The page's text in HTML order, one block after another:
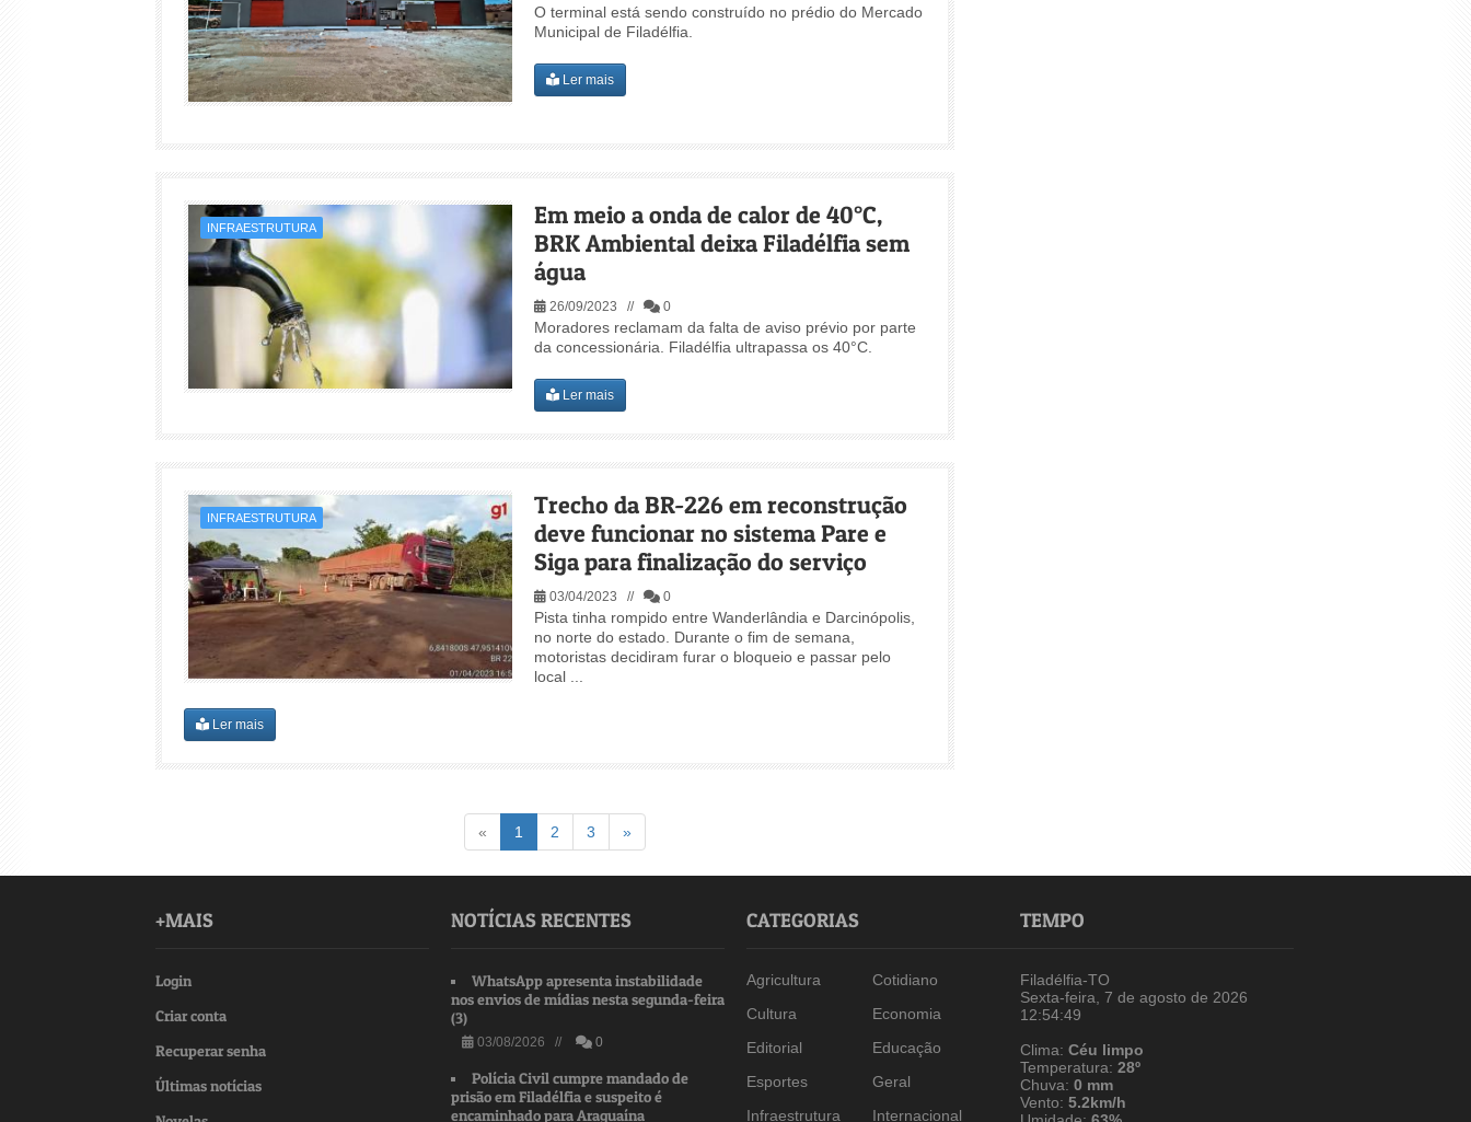
O terminal está sendo construído no prédio do Mercado
Municipal de Filadélfia.
Ler mais
INFRAESTRUTURA
Em meio a onda de calor de 40°C,
BRK Ambiental deixa Filadélfia sem
água
26/09/2023 // 0
Moradores reclamam da falta de aviso prévio por parte
da concessionária. Filadélfia ultrapassa os 40°C.
Ler mais
INFRAESTRUTURA
Trecho da BR-226 em reconstrução
deve funcionar no sistema Pare e
Siga para finalização do serviço
03/04/2023 // 0
Pista tinha rompido entre Wanderlândia e Darcinópolis,
no norte do estado. Durante o fim de semana,
motoristas decidiram furar o bloqueio e passar pelo
local ...
Ler mais
« Voltar1 (atual)
2 3 »Avançar
+MAIS
Login
Criar conta
Recuperar senha
Últimas notícias
NOTÍCIAS RECENTES
WhatsApp apresenta instabilidade
nos envios de mídias nesta segunda-feira
(3)
03/08/2026 // 0
Polícia Civil cumpre mandado de
prisão em Filadélfia e suspeito é
encaminhado para Araguaína
CATEGORIAS
Agricultura
Cotidiano
Cultura
Economia
Editorial
Educação
Esportes
Geral
Infraestrutura
Internacional
TEMPO
Filadélfia-TO
Sexta-feira, 7 de agosto de 2026
12:54:49
Clima: Céu limpo
Temperatura: 28º
Chuva: 0 mm
Vento: 5.2km/h